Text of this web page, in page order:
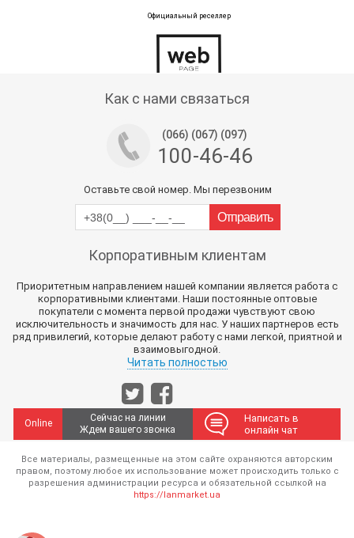
Официальный реселлер
Как с нами связаться
(066) (067) (097)
100-46-46
Оставьте свой номер. Мы перезвоним
Корпоративным клиентам
Приоритетным направлением нашей компании является работа с
корпоративными клиентами. Наши постоянные оптовые
покупатели с момента первой продажи чувствуют свою
исключительность и значимость для нас. У наших партнеров есть
ряд привилегий, которые делают работу с нами легкой, приятной и
взаимовыгодной.
Читать полностью
Online
Сейчас на линии
Ждем вашего звонка
Написать в
онлайн чат
Все материалы, размещенные на этом сайте охраняются авторским
правом, поэтому любое их использование может происходить только с
разрешения администрации ресурса и обязательной ссылкой на
https://lanmarket.ua